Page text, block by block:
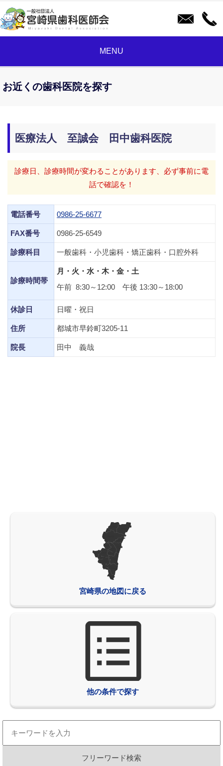
MENU
お近くの歯科医院を探す
医療法人 至誠会 田中歯科医院
診療日、診療時間が変わることがあります、必ず事前に電
話で確認を！
電話番号 0986-25-6677
FAX番号 0986-25-6549
診療科目 一般歯科・小児歯科・矯正歯科・口腔外科
診療時間帯
月・火・水・木・金・土
午前 8:30～12:00 午後 13:30～18:00
休診日 日曜・祝日
住所 都城市早鈴町3205-11
院長 田中 義哉
宮崎県の地図に戻る
他の条件で探す